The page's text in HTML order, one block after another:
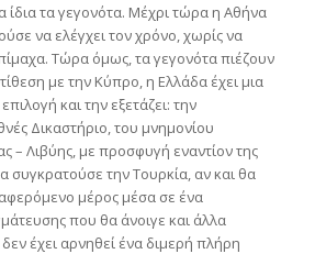
ίδια τα γεγονότα. Μέχρι τώρα η Αθήνα
να ελέγχει τον χρόνο, χωρίς να
Τώρα όμως, τα γεγονότα πιέζουν
με την Κύπρο, η Ελλάδα έχει μια
και την εξετάζει: την
Δικαστήριο, του μνημονίου
– Λιβύης, με προσφυγή εναντίον της
συγκρατούσε την Τουρκία, αν και θα
μέρος μέσα σε ένα
που θα άνοιγε και άλλα
έχει αρνηθεί ένα διμερή πλήρη